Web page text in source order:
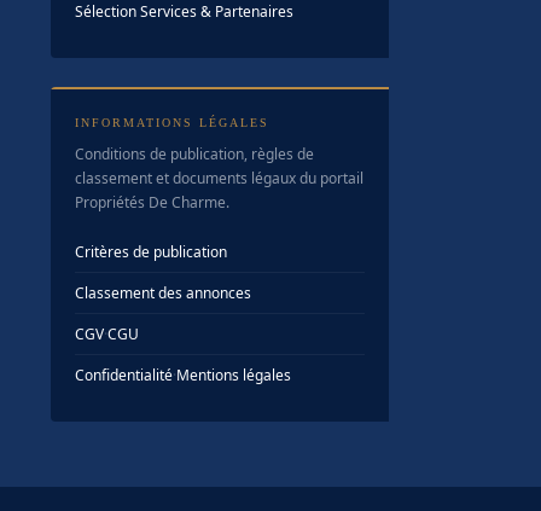
Sélection Services & Partenaires
INFORMATIONS LÉGALES
Conditions de publication, règles de
classement et documents légaux du portail
Propriétés De Charme.
Critères de publication
Classement des annonces
CGV·CGU
Confidentialité·Mentions légales